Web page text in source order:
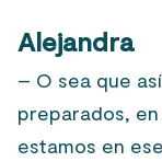
Alejandra
– O sea que
preparados,
estamos en